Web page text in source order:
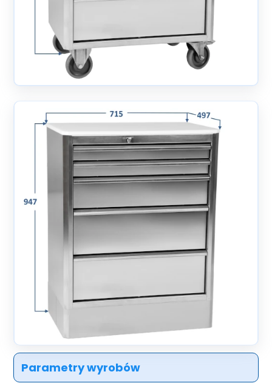
Parametry wyrobów